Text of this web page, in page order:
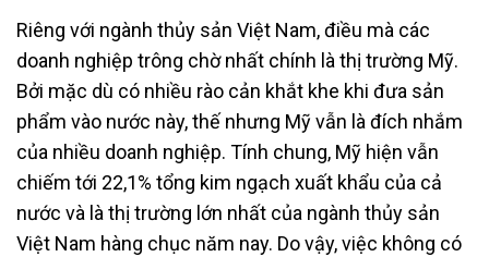
Riêng với ngành thủy sản Việt Nam, điều mà các
doanh nghiệp trông chờ nhất chính là thị trường Mỹ.
Bởi mặc dù có nhiều rào cản khắt khe khi đưa sản
phẩm vào nước này, thế nhưng Mỹ vẫn là đích nhắm
của nhiều doanh nghiệp. Tính chung, Mỹ hiện vẫn
chiếm tới 22,1% tổng kim ngạch xuất khẩu của cả
nước và là thị trường lớn nhất của ngành thủy sản
Việt Nam hàng chục năm nay. Do vậy, việc không có